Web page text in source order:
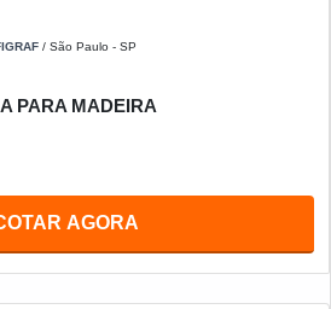
/ São Paulo - SP
PARA MADEIRA
AGORA